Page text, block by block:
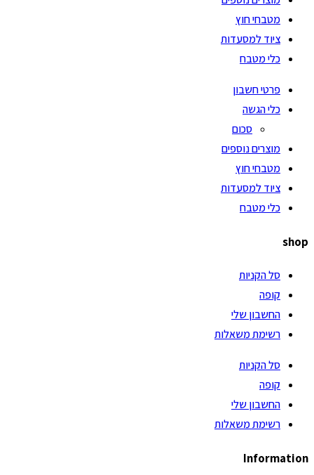
מטבחי חוץ
ציוד למסעדות
כלי מטבח
פרטי חשבון
כלי הגשה
סכום
מוצרים נוספים
מטבחי חוץ
ציוד למסעדות
כלי מטבח
shop
סל הקניות
קופה
החשבון שלי
רשימת משאלות
סל הקניות
קופה
החשבון שלי
רשימת משאלות
Information